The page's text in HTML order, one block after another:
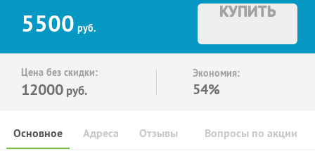
5500 руб.
КУПИТЬ
Цена без скидки:
12000 руб.
Экономия:
54%
Основное Отзывы Вопросы по акции
Адреса